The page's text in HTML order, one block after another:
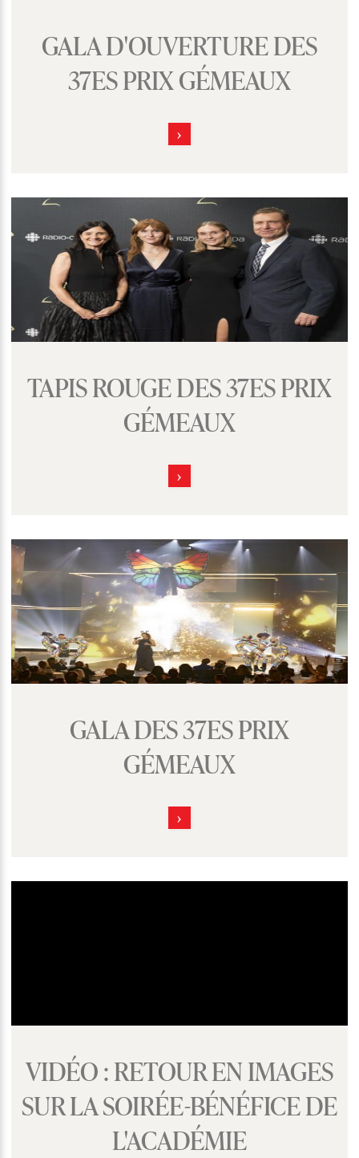
GALA D'OUVERTURE DES
37ES PRIX GÉMEAUX
TAPIS ROUGE DES 37ES PRIX
GÉMEAUX
GALA DES 37ES PRIX
GÉMEAUX
VIDÉO : RETOUR EN IMAGES
SUR LA SOIRÉE-BÉNÉFICE DE
L'ACADÉMIE